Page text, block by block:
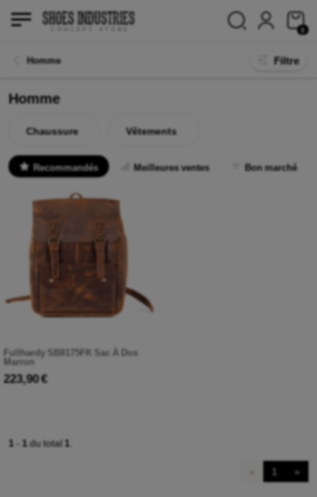
0
Homme Filtre
Homme
Chaussure Vêtements
Recommandés Meilleures ventes Bon marché
Fullhardy SB8175FK Sac À Dos
Marron
223,90 €
1 - 1 du total 1
1 »